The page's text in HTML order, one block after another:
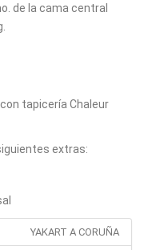
de la cama central
tapicería Chaleur
extras:
YAKART A CORUÑA